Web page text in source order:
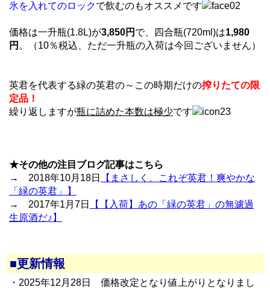
氷を入れてのロックで飲むのもオススメです
価格は一升瓶(1.8L)が3,850円 で、四合瓶(720ml)は1,980
円 。（10％税込、ただ一升瓶の入荷は今回ございません）
英君を代表する緑の英君の～この時期だけの搾りたての限
定品！
繰り返しますが瓶に詰めた本数は極少です
★その他の注目ブログ記事はこちら
→ 2018年10月18日
【まさしく、これぞ英君！爽やかな
「緑の英君」】
→ 2017年1月7日
【【入荷】あの「緑の英君」の無濾過
生原酒だ♪】
■更新情報
・2025年12月28日 価格改定となり値上がりとなりまし